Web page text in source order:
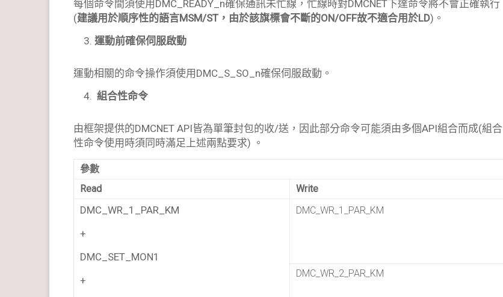
每個命令間須使用DMC_READY_n確保通訊未忙線，忙線時對DMCNET下達命令將不會正確執行
(建議用於順序性的語言MSM/ST，由於該旗標會不斷的ON/OFF故不適合用於LD)。
運動前確保伺服啟動
運動相關的命令操作須使用DMC_S_SO_n確保伺服啟動。
組合性命令
由框架提供的DMCNET API皆為單筆封包的收/送，因此部分命令可能須由多個API組合而成(組合
性命令使用時須同時滿足上述兩點要求) 。
參數
Read
Write
DMC_WR_1_PAR_KM
+
DMC_SET_MON1
+
DMC_WR_1_PAR_KM
DMC_WR_2_PAR_KM